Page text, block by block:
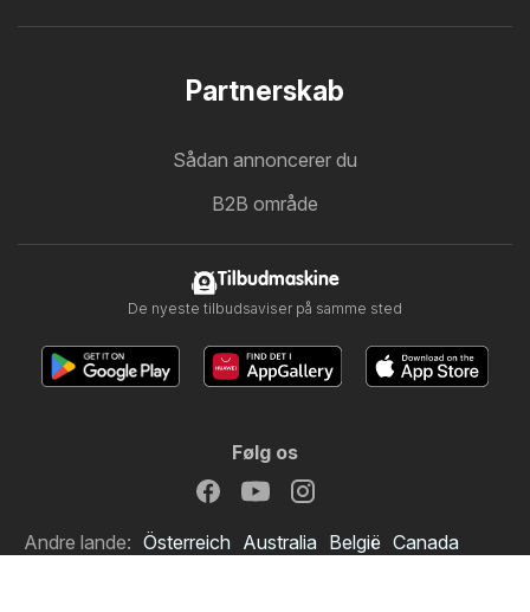
Partnerskab
Sådan annoncerer du
B2B område
Tilbudmaskine
De nyeste tilbudsaviser på samme sted
Følg os
Andre lande: Österreich Australia België Canada